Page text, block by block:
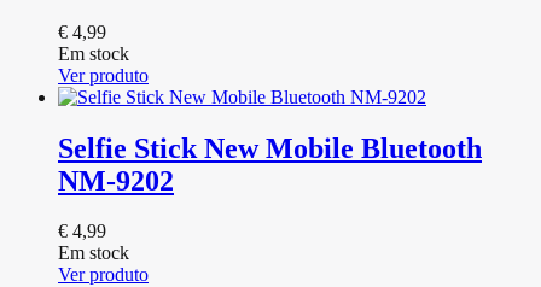
€ 4,99
Em stock
Ver produto
Selfie Stick New Mobile Bluetooth
NM-9202
€ 4,99
Em stock
Ver produto